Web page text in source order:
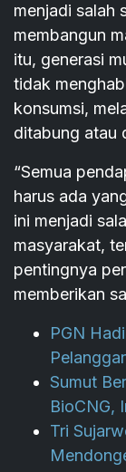
menjadi salah
membangun
itu, generasi
tidak
konsumsi,
ditabung atau
“Semua
harus ada
ini menjadi
masyarakat,
pentingnya
memberikan
PGN
Sumut
BioCNG,
Tri